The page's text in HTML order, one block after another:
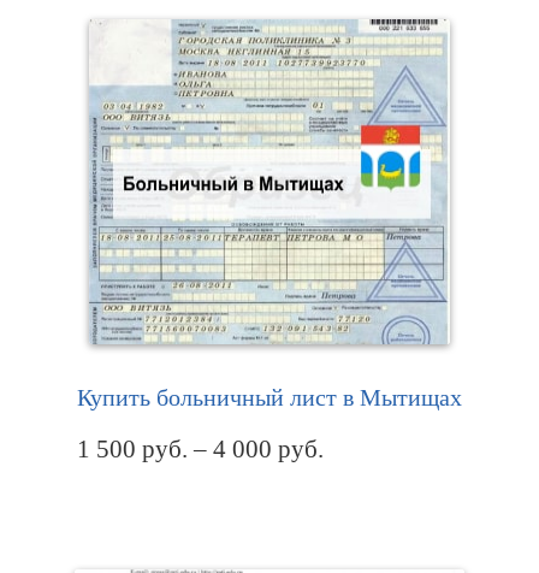
Купить больничный лист в Мытищах
1 500 руб. – 4 000 руб.